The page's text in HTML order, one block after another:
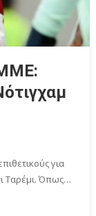
για
Ταρέμι. Όπως…